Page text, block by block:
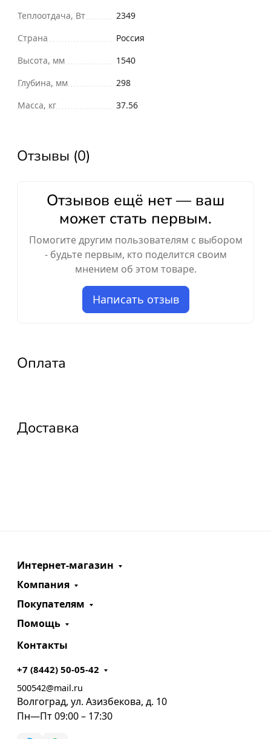
Теплоотдача, Вт
2349
Страна
Россия
Высота, мм
1540
Глубина, мм
298
Масса, кг
37.56
Отзывы (0)
Отзывов ещё нет — ваш
может стать первым.
Помогите другим пользователям с выбором
- будьте первым, кто поделится своим
мнением об этом товаре.
Написать отзыв
Оплата
Доставка
Интернет-магазин
Компания
Покупателям
Помощь
Контакты
+7 (8442) 50-05-42
500542@mail.ru
Волгоград, ул. Азизбекова, д. 10
Пн—Пт 09:00 – 17:30